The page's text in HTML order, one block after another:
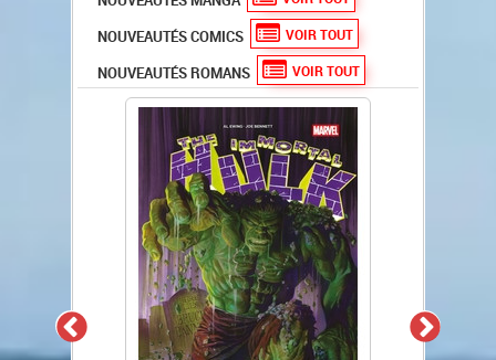
NOUVEAUTÉS COMICS VOIR TOUT
NOUVEAUTÉS ROMANS VOIR TOUT